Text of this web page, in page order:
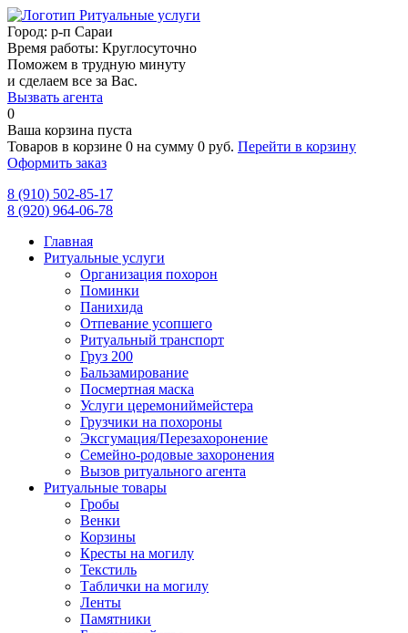
Город: р-п Сараи
Время работы: Круглосуточно
Поможем в трудную минуту
и сделаем все за Вас.
Вызвать агента
0
Ваша корзина пуста
Товаров в корзине 0 на сумму 0 руб. Перейти в корзину
Оформить заказ
8 (910) 502-85-17
8 (920) 964-06-78
Главная
Ритуальные услуги
Организация похорон
Поминки
Панихида
Отпевание усопшего
Ритуальный транспорт
Груз 200
Бальзамирование
Посмертная маска
Услуги церемониймейстера
Грузчики на похороны
Эксгумация/Перезахоронение
Семейно-родовые захоронения
Вызов ритуального агента
Ритуальные товары
Гробы
Венки
Корзины
Кресты на могилу
Текстиль
Таблички на могилу
Ленты
Памятники